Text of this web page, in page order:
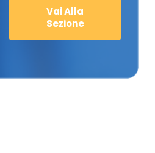
Vai Alla
Sezione